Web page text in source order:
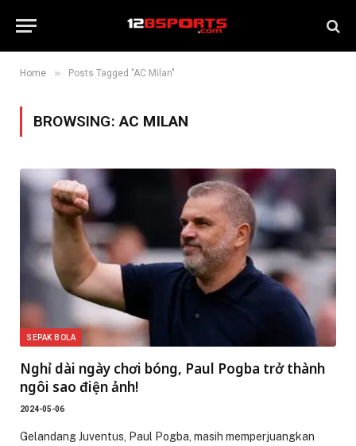
Home » Posts Tagged "AC Milan"
BROWSING:AC MILAN
SEPAK BOLA
Nghỉ dài ngày chơi bóng, Paul Pogba trở thành
ngôi sao điện ảnh!
2024-05-06
Gelandang Juventus, Paul Pogba, masih memperjuangkan